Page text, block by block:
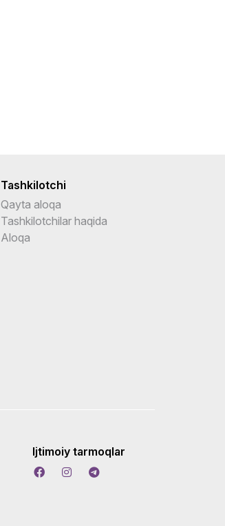
Tashkilotchi
Qayta aloqa
Tashkilotchilar haqida
Aloqa
Ijtimoiy tarmoqlar